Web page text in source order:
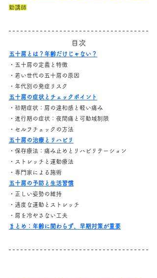
勤講師
目次
五十肩とは？年齢だけじゃない？
・五十肩の定義と特徴
・若い世代の五十肩の原因
・年代別の発症リスク
五十肩の症状とチェックポイント
・初期症状：肩の違和感と軽い痛み
・進行期の症状：夜間痛と可動域制限
・セルフチェックの方法
五十肩の治療とリハビリ
・保存療法：痛み止めとリハビリテーション
・ストレッチと運動療法
・専門家による施術
五十肩の予防と生活習慣
・正しい姿勢の維持
・適度な運動とストレッチ
・肩を冷やさない工夫
まとめ：年齢に関わらず、早期対策が重要